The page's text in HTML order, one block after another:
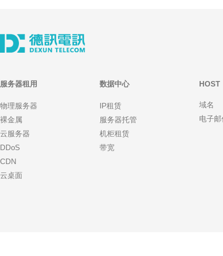
服务器租用
物理服务器
裸金属
云服务器
DDoS
CDN
云桌面
数据中心
IP租赁
服务器托管
机柜租赁
带宽
HOST
域名
电子